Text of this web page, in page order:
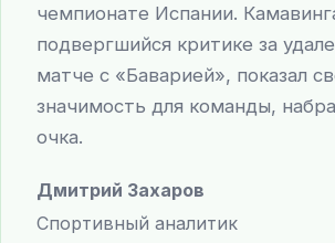
чемпионате Испании.
подвергшийся критике за
матче с «Баварией», показал
значимость для команды,
очка.
Дмитрий Захаров
Спортивный аналитик